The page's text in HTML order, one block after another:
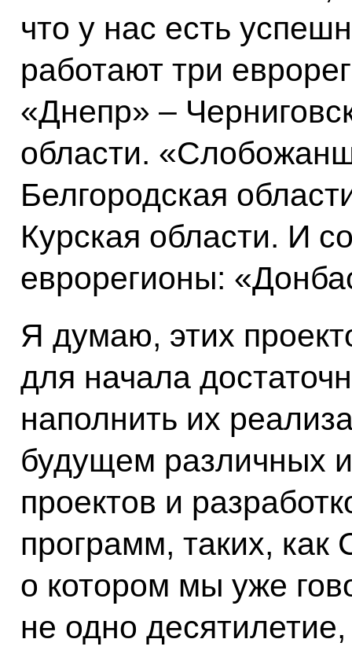
что у нас есть
работают три
«Днепр» –
области.
Белгородская
Курская области. И
еврорегионы:
Я думаю, этих
для начала
наполнить их
будущем различных
проектов и
программ, таких, как
о котором мы уже
не одно